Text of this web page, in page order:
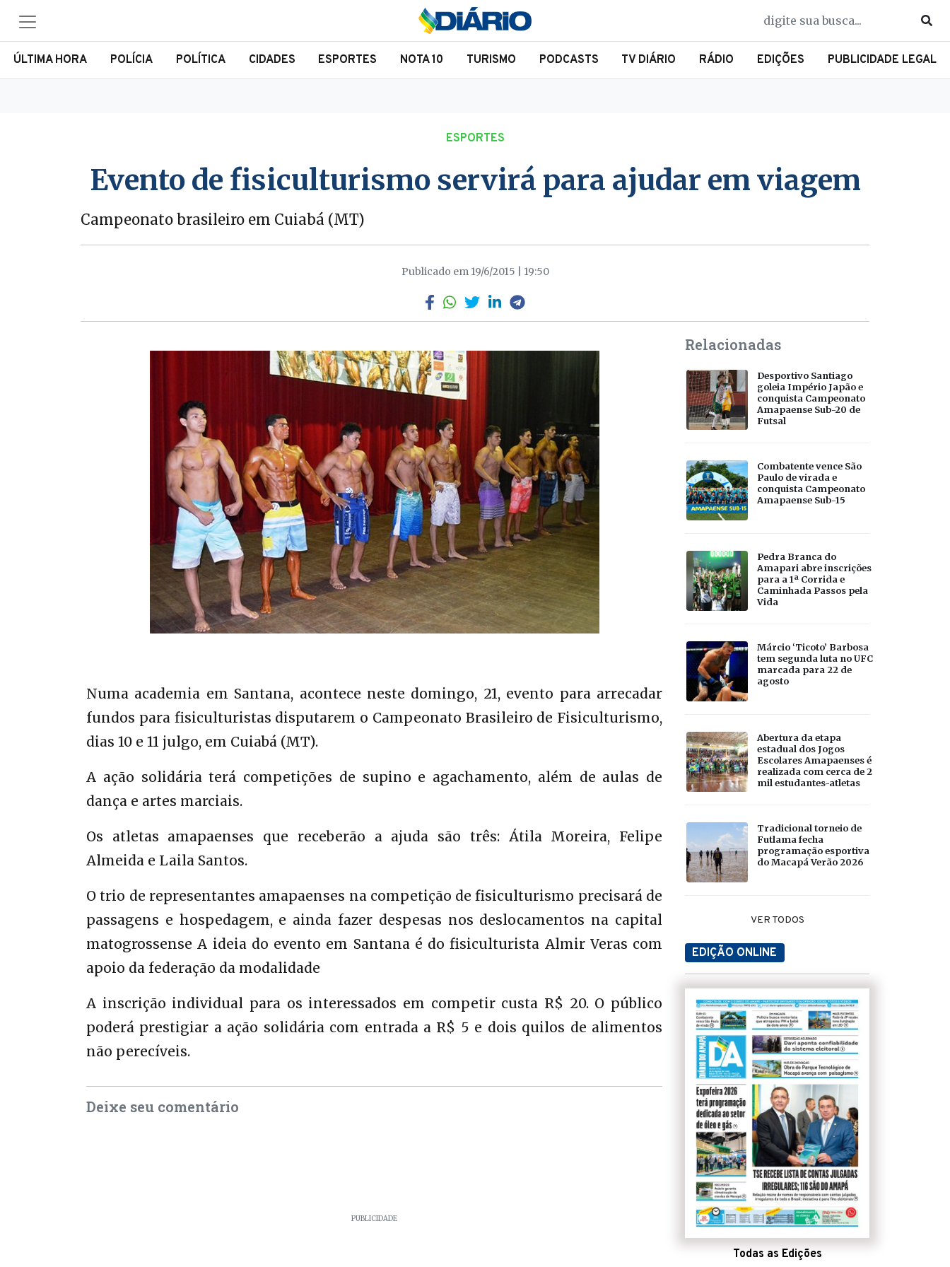
ÚLTIMA HORA POLÍCIA POLÍTICA CIDADES ESPORTES NOTA 10 TURISMO PODCASTS TV DIÁRIO RÁDIO EDIÇÕES PUBLICIDADE LEGAL
ESPORTES
Evento de fisiculturismo servirá para ajudar em viagem
Campeonato brasileiro em Cuiabá (MT)
Publicado em 19/6/2015 | 19:50
Numa academia em Santana, acontece neste domingo, 21, evento para arrecadar
fundos para fisiculturistas disputarem o Campeonato Brasileiro de Fisiculturismo,
dias 10 e 11 julgo, em Cuiabá (MT).
A ação solidária terá competições de supino e agachamento, além de aulas de
dança e artes marciais.
Os atletas amapaenses que receberão a ajuda são três: Átila Moreira, Felipe
Almeida e Laila Santos.
O trio de representantes amapaenses na competição de fisiculturismo precisará de
passagens e hospedagem, e ainda fazer despesas nos deslocamentos na capital
matogrossense A ideia do evento em Santana é do fisiculturista Almir Veras com
apoio da federação da modalidade
A inscrição individual para os interessados em competir custa R$ 20. O público
poderá prestigiar a ação solidária com entrada a R$ 5 e dois quilos de alimentos
não perecíveis.
Deixe seu comentário
PUBLICIDADE
Relacionadas
Desportivo Santiago
goleia Império Japão e
conquista Campeonato
Amapaense Sub-20 de
Futsal
Combatente vence São
Paulo de virada e
conquista Campeonato
Amapaense Sub-15
Pedra Branca do
Amapari abre inscrições
para a 1ª Corrida e
Caminhada Passos pela
Vida
Márcio ‘Ticoto’ Barbosa
tem segunda luta no UFC
marcada para 22 de
agosto
Abertura da etapa
estadual dos Jogos
Escolares Amapaenses é
realizada com cerca de 2
mil estudantes-atletas
Tradicional torneio de
Futlama fecha
programação esportiva
do Macapá Verão 2026
VER TODOS
EDIÇÃO ONLINE
Todas as Edições